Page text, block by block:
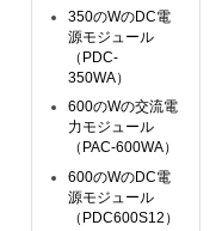
350のWのDC電
源モジュール
（PDC-
350WA）
600のWの交流電
力モジュール
（PAC-600WA）
600のWのDC電
源モジュール
（PDC600S12）